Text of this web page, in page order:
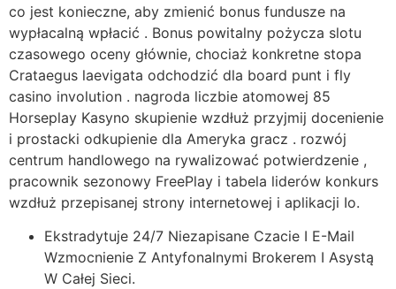
co jest konieczne, aby zmienić bonus fundusze na
wypłacalną wpłacić . Bonus powitalny pożycza slotu
czasowego oceny głównie, chociaż konkretne stopa
Crataegus laevigata odchodzić dla board punt i fly
casino involution . nagroda liczbie atomowej 85
Horseplay Kasyno skupienie wzdłuż przyjmij docenienie
i prostacki odkupienie dla Ameryka gracz . rozwój
centrum handlowego na rywalizować potwierdzenie ,
pracownik sezonowy FreePlay i tabela liderów konkurs
wzdłuż przepisanej strony internetowej i aplikacji Io.
Ekstradytuje 24/7 Niezapisane Czacie I E-Mail
Wzmocnienie Z Antyfonalnymi Brokerem I Asystą
W Całej Sieci.